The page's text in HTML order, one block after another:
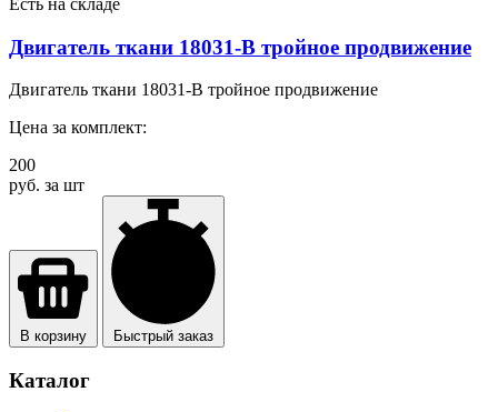
Двигатель ткани 18031-B тройное продвижение
Двигатель ткани 18031-B тройное продвижение
Цена за комплект:
200
руб. за шт
В корзину Быстрый заказ
Каталог